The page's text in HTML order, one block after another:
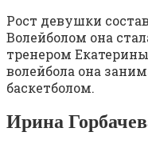
Рост девушки
Волейболом она
тренером
волейбола она
баскетболом.
Ирина